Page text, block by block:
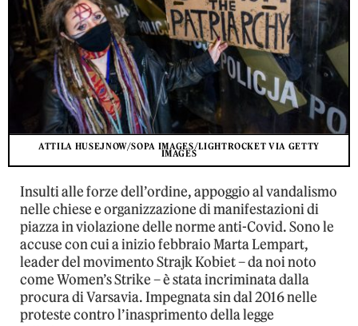
ATTILA HUSEJNOW/SOPA IMAGES/LIGHTROCKET VIA GETTY
IMAGES
Insulti alle forze dell’ordine, appoggio al vandalismo
nelle chiese e organizzazione di manifestazioni di
piazza in violazione delle norme anti-Covid. Sono le
accuse con cui a inizio febbraio Marta Lempart,
leader del movimento Strajk Kobiet – da noi noto
come Women’s Strike – è stata incriminata dalla
procura di Varsavia. Impegnata sin dal 2016 nelle
proteste contro l’inasprimento della legge